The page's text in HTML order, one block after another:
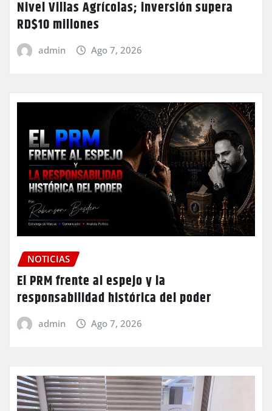
Nivel Villas Agrícolas; inversión supera
RD$10 millones
admin Ago 7, 2026
NOTICIAS
El PRM frente al espejo y la
responsabilidad histórica del poder
admin Ago 7, 2026